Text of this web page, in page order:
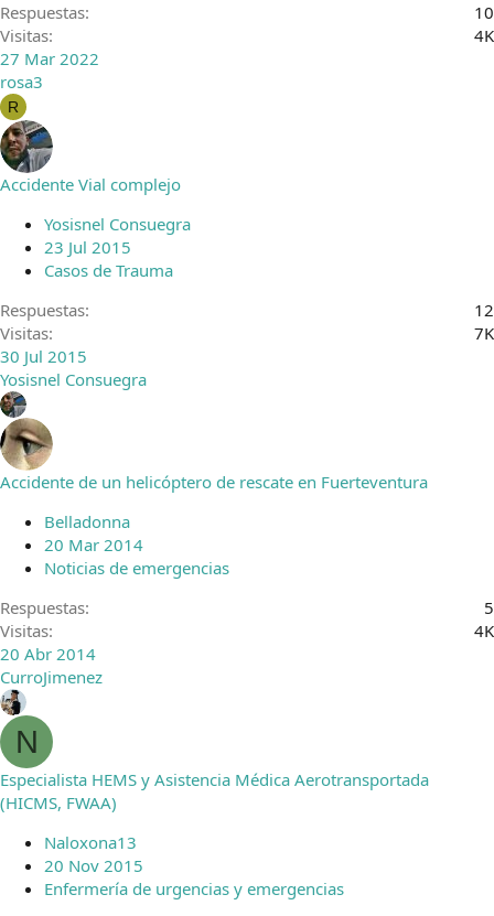
Respuestas
10
Visitas
4K
27 Mar 2022
rosa3
R
Accidente Vial complejo
Yosisnel Consuegra
23 Jul 2015
Casos de Trauma
Respuestas
12
Visitas
7K
30 Jul 2015
Yosisnel Consuegra
Accidente de un helicóptero de rescate en Fuerteventura
Belladonna
20 Mar 2014
Noticias de emergencias
Respuestas
5
Visitas
4K
20 Abr 2014
CurroJimenez
N
Especialista HEMS y Asistencia Médica Aerotransportada
(HICMS, FWAA)
Naloxona13
20 Nov 2015
Enfermería de urgencias y emergencias